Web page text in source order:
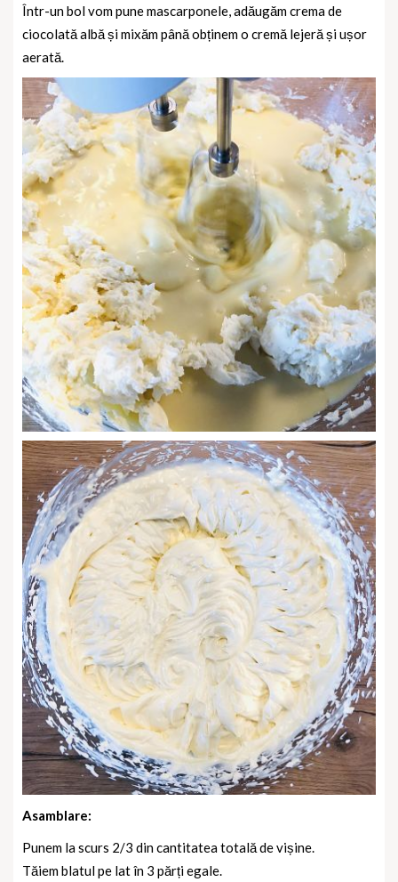
Într-un bol vom pune mascarponele, adăugăm crema de
ciocolată albă și mixăm până obținem o cremă lejeră și ușor
aerată.
Asamblare:
Punem la scurs 2/3 din cantitatea totală de vișine.
Tăiem blatul pe lat în 3 părți egale.